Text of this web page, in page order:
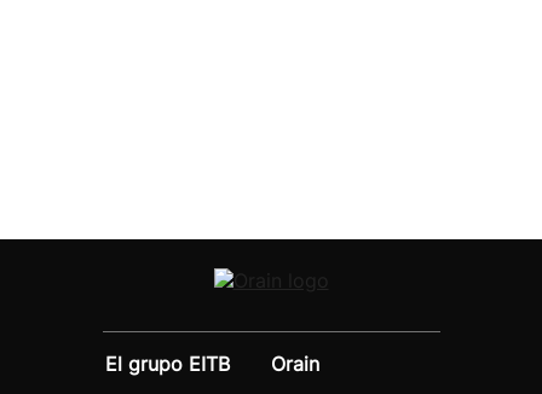
El grupo EITB
Orain